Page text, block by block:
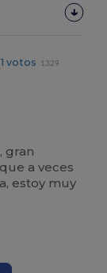
votos
1329
gran
a veces
estoy muy